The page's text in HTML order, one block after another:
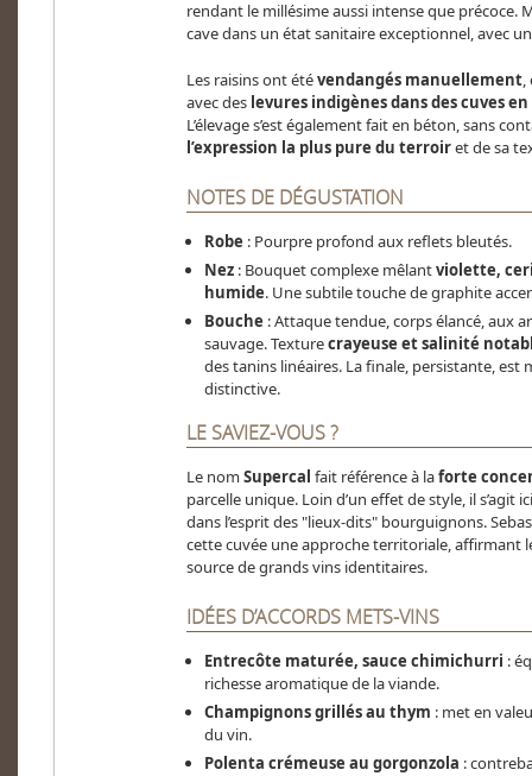
rendant le millésime aussi intense que précoce.
cave dans un état sanitaire exceptionnel, avec
Les raisins ont étévendangés manuellement,
avec des levures indigènes dans des cuves
L’élevage s’est également fait en béton, sans
l’expression la plus pure du terroiret de sa
NOTES DE DÉGUSTATION
Robe : Pourpre profond aux reflets bleutés.
Nez: Bouquet complexe mêlantviolette,
humide. Une subtile touche de graphite
Bouche : Attaque tendue, corps élancé, aux
sauvage. Texturecrayeuse et salinité
des tanins linéaires. La finale, persistante, est
distinctive.
LE SAVIEZ-VOUS ?
Le nom Supercal fait référence à laforte
parcelle unique. Loin d’un effet de style, il s’agit
dans l’esprit des "lieux-dits" bourguignons.
cette cuvée une approche territoriale, affirmant
source de grands vins identitaires.
IDÉES D’ACCORDS METS-VINS
Entrecôte maturée, sauce chimichurri :
richesse aromatique de la viande.
Champignons grillés au thym : met en
du vin.
Polenta crémeuse au gorgonzola :